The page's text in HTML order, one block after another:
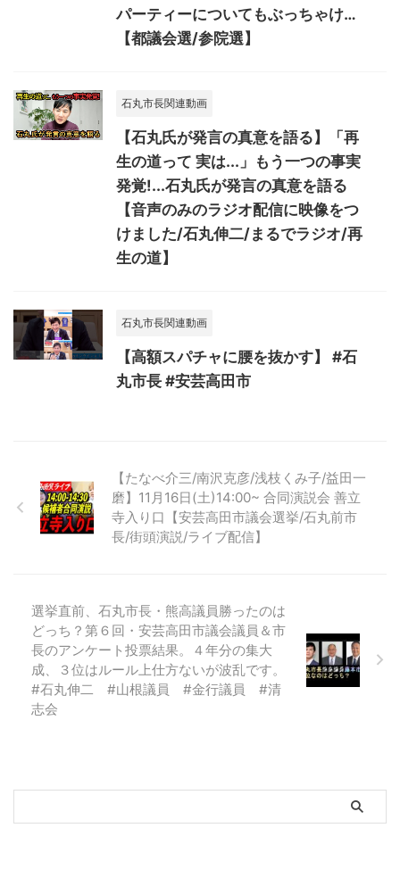
パーティーについてもぶっちゃけ…
【都議会選/参院選】
石丸市長関連動画
【石丸氏が発言の真意を語る】「再
生の道って 実は...」もう一つの事実
発覚!...石丸氏が発言の真意を語る
【音声のみのラジオ配信に映像をつ
けました/石丸伸二/まるでラジオ/再
生の道】
石丸市長関連動画
【高額スパチャに腰を抜かす】 #石
丸市長 #安芸高田市
【たなべ介三/南沢克彦/浅枝くみ子/益田一
磨】11月16日(土)14:00~ 合同演説会 善立
寺入り口【安芸高田市議会選挙/石丸前市
長/街頭演説/ライブ配信】
選挙直前、石丸市長・熊高議員勝ったのは
どっち？第６回・安芸高田市議会議員＆市
長のアンケート投票結果。４年分の集大
成、３位はルール上仕方ないが波乱です。
#石丸伸二 #山根議員 #金行議員 #清
志会